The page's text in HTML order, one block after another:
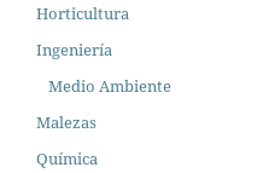
Horticultura
Ingeniería
Medio Ambiente
Malezas
Química